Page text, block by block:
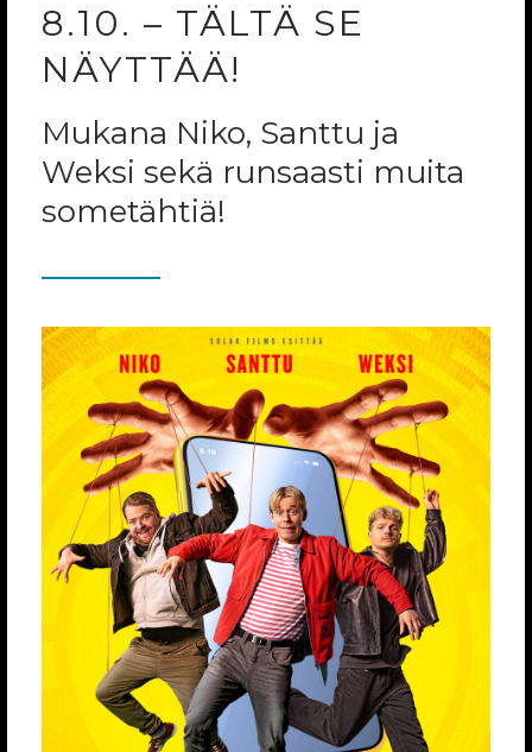
8.10. – TÄLTÄ SE
NÄYTTÄÄ!
Mukana Niko, Santtu ja
Weksi sekä runsaasti muita
sometähtiä!